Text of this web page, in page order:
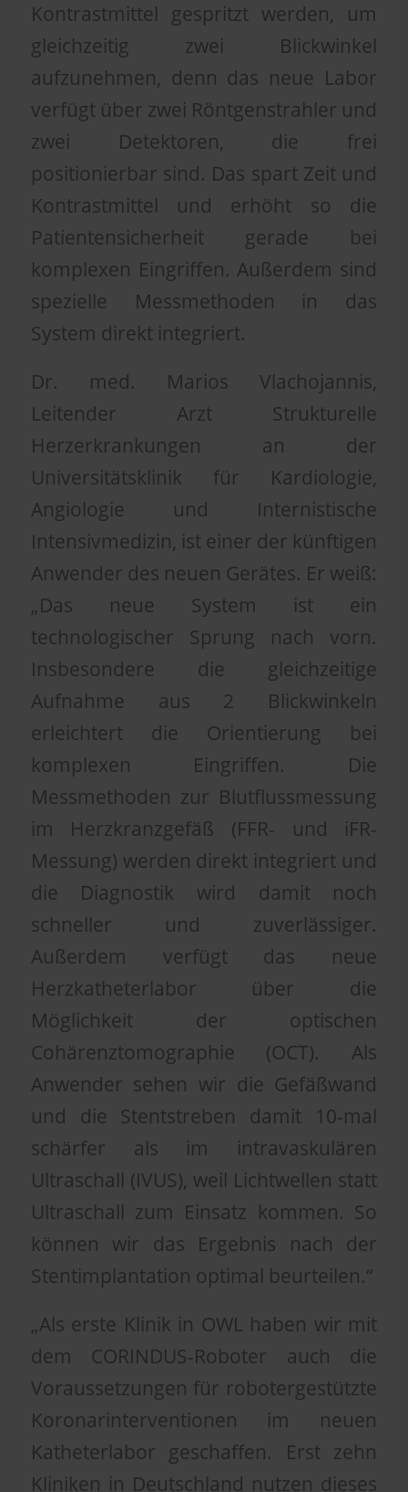
Kontrastmittel gespritzt werden, um
gleichzeitig zwei Blickwinkel
aufzunehmen, denn das neue Labor
verfügt über zwei Röntgenstrahler und
zwei Detektoren, die frei
positionierbar sind. Das spart Zeit und
Kontrastmittel und erhöht so die
Patientensicherheit gerade bei
komplexen Eingriffen. Außerdem sind
spezielle Messmethoden in das
System direkt integriert.
Dr. med. Marios Vlachojannis,
Leitender Arzt Strukturelle
Herzerkrankungen an der
Universitätsklinik für Kardiologie,
Angiologie und Internistische
Intensivmedizin, ist einer der künftigen
Anwender des neuen Gerätes. Er weiß:
„Das neue System ist ein
technologischer Sprung nach vorn.
Insbesondere die gleichzeitige
Aufnahme aus 2 Blickwinkeln
erleichtert die Orientierung bei
komplexen Eingriffen. Die
Messmethoden zur Blutflussmessung
im Herzkranzgefäß (FFR- und iFR-
Messung) werden direkt integriert und
die Diagnostik wird damit noch
schneller und zuverlässiger.
Außerdem verfügt das neue
Herzkatheterlabor über die
Möglichkeit der optischen
Cohärenztomographie (OCT). Als
Anwender sehen wir die Gefäßwand
und die Stentstreben damit 10-mal
schärfer als im intravaskulären
Ultraschall (IVUS), weil Lichtwellen statt
Ultraschall zum Einsatz kommen. So
können wir das Ergebnis nach der
Stentimplantation optimal beurteilen.“
„Als erste Klinik in OWL haben wir mit
dem CORINDUS-Roboter auch die
Voraussetzungen für robotergestützte
Koronarinterventionen im neuen
Katheterlabor geschaffen. Erst zehn
Kliniken in Deutschland nutzen dieses